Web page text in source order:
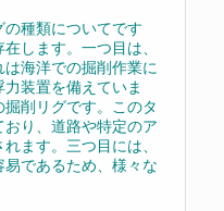
種類についてです
します。一つ目は、
海洋での掘削作業に
装置を備えていま
削リグです。このタ
り、道路や特定のア
ます。三つ目には、
であるため、様々な